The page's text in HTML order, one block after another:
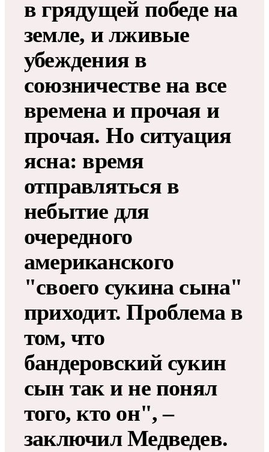
в грядущей победе на
земле, и лживые
убеждения в
союзничестве на все
времена и прочая и
прочая. Но ситуация
ясна: время
отправляться в
небытие для
очередного
американского
"своего сукина сына"
приходит. Проблема в
том, что
бандеровский сукин
сын так и не понял
того, кто он", –
заключил Медведев.